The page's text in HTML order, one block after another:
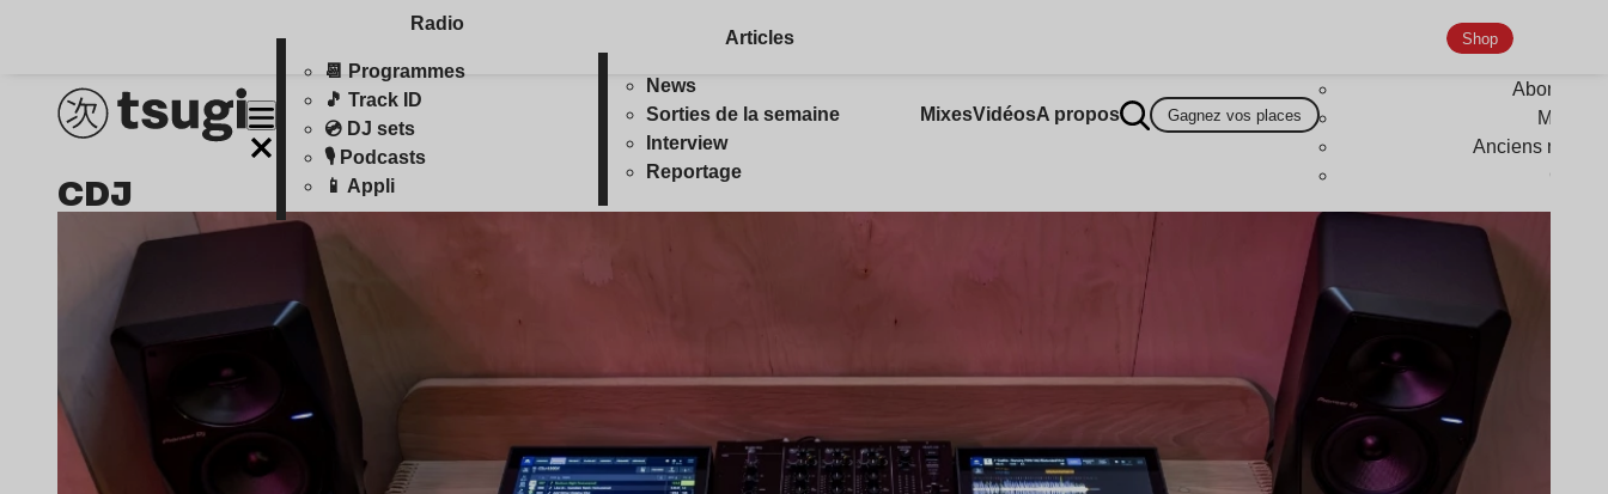
Radio
📆 Programmes
🎵 Track ID
💿 DJ sets
🎙️ Podcasts
📱 Appli
Articles
News
Sorties de la semaine
Interview
Reportage
MixesVidéosA propos Gagnez vos places
Shop
Anciens
CDJ